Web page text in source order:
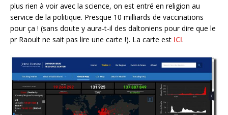
plus rien à voir avec la science, on est entré en religion au
service de la politique. Presque 10 milliards de vaccinations
pour ça ! (sans doute y aura-t-il des daltoniens pour dire que le
pr Raoult ne sait pas lire une carte !). La carte est ICI.